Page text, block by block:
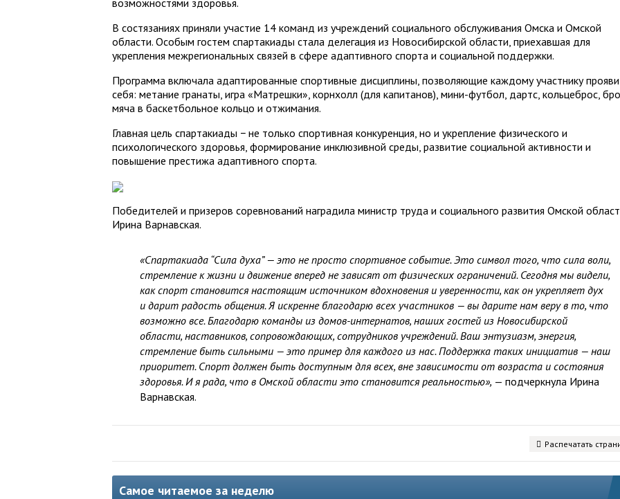
возможностями здоровья.
В состязаниях приняли участие 14 команд из учреждений социального обслуживания Омска и Омской
области. Особым гостем спартакиады стала делегация из Новосибирской области, приехавшая для
укрепления межрегиональных связей в сфере адаптивного спорта и социальной поддержки.
Программа включала адаптированные спортивные дисциплины, позволяющие каждому участнику
себя: метание гранаты, игра «Матрешки», корнхолл (для капитанов), мини-футбол, дартс, кольцеброс,
мяча в баскетбольное кольцо и отжимания.
Главная цель спартакиады − не только спортивная конкуренция, но и укрепление физического и
психологического здоровья, формирование инклюзивной среды, развитие социальной активности и
повышение престижа адаптивного спорта.
Победителей и призеров соревнований наградила министр труда и социального развития Омской
Ирина Варнавская.
«Спартакиада “Сила духа” — это не просто спортивное событие. Это символ того, что сила воли,
стремление к жизни и движение вперед не зависят от физических ограничений. Сегодня мы видели,
как спорт становится настоящим источником вдохновения и уверенности, как он укрепляет дух
и дарит радость общения. Я искренне благодарю всех участников — вы дарите нам веру в то, что
возможно все. Благодарю команды из домов-интернатов, наших гостей из Новосибирской
области, наставников, сопровождающих, сотрудников учреждений. Ваш энтузиазм, энергия,
стремление быть сильными — это пример для каждого из нас. Поддержка таких инициатив — наш
приоритет. Спорт должен быть доступным для всех, вне зависимости от возраста и состояния
здоровья. И я рада, что в Омской области это становится реальностью», — подчеркнула Ирина
Варнавская.
Распечатать
Самое читаемое за неделю